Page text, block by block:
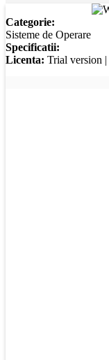
Categorie:
Sisteme de Operare
Specificatii:
Licenta: Trial version |